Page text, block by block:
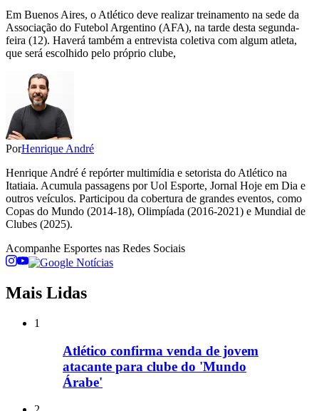
Em Buenos Aires, o Atlético deve realizar treinamento na sede da
Associação do Futebol Argentino (AFA), na tarde desta segunda-
feira (12). Haverá também a entrevista coletiva com algum atleta,
que será escolhido pelo próprio clube,
PorHenrique André
Henrique André é repórter multimídia e setorista do Atlético na
Itatiaia. Acumula passagens por Uol Esporte, Jornal Hoje em Dia e
outros veículos. Participou da cobertura de grandes eventos, como
Copas do Mundo (2014-18), Olimpíada (2016-2021) e Mundial de
Clubes (2025).
Acompanhe Esportes nas Redes Sociais
Mais Lidas
1
Atlético confirma venda de jovem
atacante para clube do 'Mundo
Árabe'